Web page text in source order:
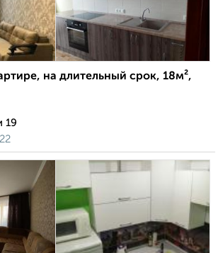
на длительный срок, 18м²,
19